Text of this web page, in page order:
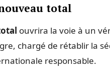
total
ouvrira la voie à un
chargé de rétablir la
responsable.